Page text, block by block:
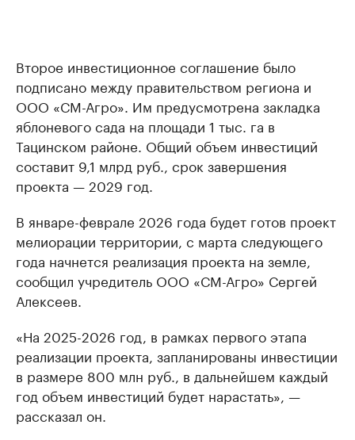
Второе инвестиционное соглашение было
подписано между правительством региона и
ООО «СМ-Агро». Им предусмотрена закладка
яблоневого сада на площади 1 тыс. га в
Тацинском районе. Общий объем инвестиций
составит 9,1 млрд руб., срок завершения
проекта — 2029 год.
В январе-феврале 2026 года будет готов проект
мелиорации территории, с марта следующего
года начнется реализация проекта на земле,
сообщил учредитель ООО «СМ-Агро» Сергей
Алексеев.
«На 2025-2026 год, в рамках первого этапа
реализации проекта, запланированы инвестиции
в размере 800 млн руб., в дальнейшем каждый
год объем инвестиций будет нарастать», —
рассказал он.